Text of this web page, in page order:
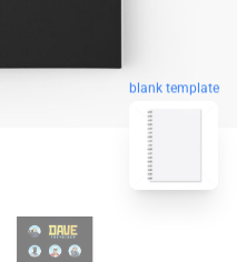
blank template